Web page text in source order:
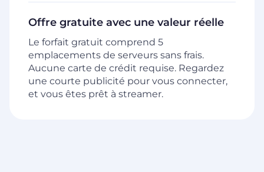
Offre gratuite avec une valeur réelle
Le forfait gratuit comprend 5
emplacements de serveurs sans frais.
Aucune carte de crédit requise. Regardez
une courte publicité pour vous connecter,
et vous êtes prêt à streamer.